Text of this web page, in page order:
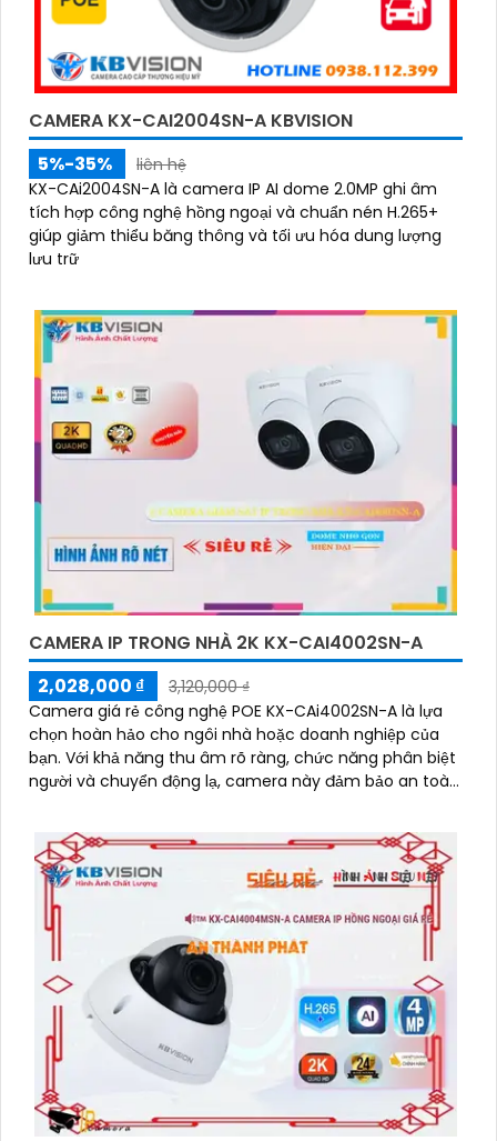
CAMERA KX-CAI2004SN-A KBVISION
5%-35%
liên hệ
KX-CAi2004SN-A là camera IP AI dome 2.0MP ghi âm
tích hợp công nghệ hồng ngoại và chuẩn nén H.265+
giúp giảm thiểu băng thông và tối ưu hóa dung lượng
lưu trữ
CAMERA IP TRONG NHÀ 2K KX-CAI4002SN-A
2,028,000 ₫
3,120,000 ₫
Camera giá rẻ công nghệ POE KX-CAi4002SN-A là lựa
chọn hoàn hảo cho ngôi nhà hoặc doanh nghiệp của
bạn. Với khả năng thu âm rõ ràng, chức năng phân biệt
người và chuyển động lạ, camera này đảm bảo an toàn